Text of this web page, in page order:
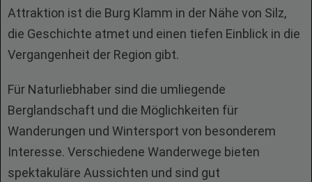
Attraktion ist die Burg Klamm in der Nähe von Silz,
die Geschichte atmet und einen tiefen Einblick in die
Vergangenheit der Region gibt.
Für Naturliebhaber sind die umliegende
Berglandschaft und die Möglichkeiten für
Wanderungen und Wintersport von besonderem
Interesse. Verschiedene Wanderwege bieten
spektakuläre Aussichten und sind gut